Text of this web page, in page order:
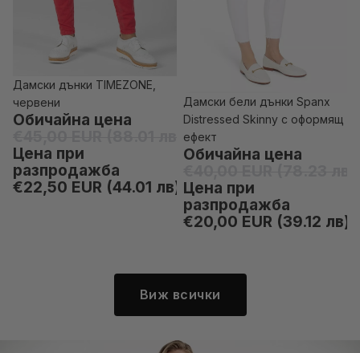
-50% отстъпка
Дамски дънки TIMEZONE,
червени
Обичайна цена
Цена при
разпродажба
€22,50 EUR (44.01 лв)
-50% отстъпка
Дамски бели дънки Spanx
Distressed Skinny с оформящ
ефект
Обичайна цена
Цена при
разпродажба
€20,00 EUR (39.12 лв)
Виж всички